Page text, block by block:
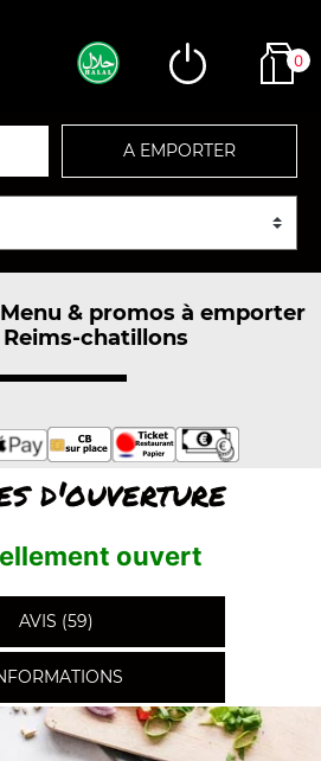
0
A EMPORTER
& promos à emporter
chatillons
d'ouverture
ouvert
AVIS (59)